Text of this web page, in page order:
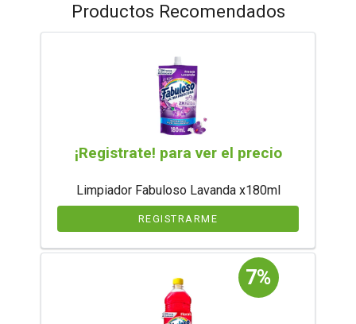
Productos Recomendados
¡Registrate! para ver el precio
Limpiador Fabuloso Lavanda x180ml
REGISTRARME
7%